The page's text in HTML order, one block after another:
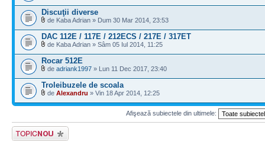
Discuţii diverse
de Kaba Adrian » Dum 30 Mar 2014, 23:53
DAC 112E / 117E / 212ECS / 217E / 317ET
de Kaba Adrian » Sâm 05 Iul 2014, 11:25
Rocar 512E
de adriank1997 » Lun 11 Dec 2017, 23:40
Troleibuzele de scoala
de Alexandru » Vin 18 Apr 2014, 12:25
Afişează subiectele din ultimele:
Scrie un subiect
nou